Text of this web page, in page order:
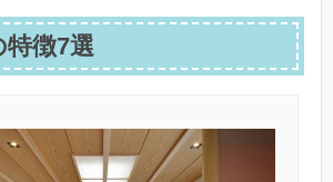
徴7選